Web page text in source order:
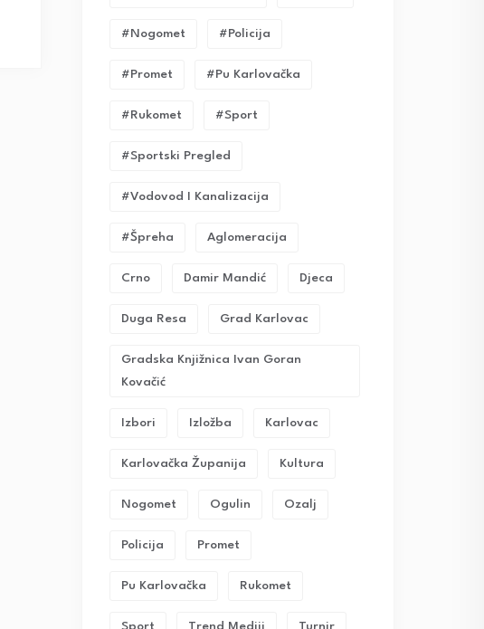
#nogomet #policija
#promet #pu Karlovačka
#rukomet #sport
#sportski Pregled
#vodovod I Kanalizacija
#Špreha Aglomeracija
Crno Damir Mandić Djeca
Duga Resa Grad Karlovac
Gradska Knjižnica Ivan Goran
Kovačić
Izbori Izložba Karlovac
Karlovačka Županija Kultura
Nogomet Ogulin Ozalj
Policija Promet
Pu Karlovačka Rukomet
Sport Trend Mediji Turnir